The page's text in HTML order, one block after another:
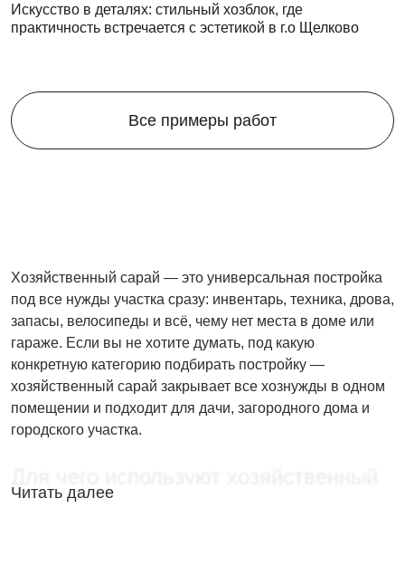
Искусство в деталях: стильный хозблок, где
практичность встречается с эстетикой в г.о Щелково
Все примеры работ
Хозяйственный сарай — это универсальная постройка
под все нужды участка сразу: инвентарь, техника, дрова,
запасы, велосипеды и всё, чему нет места в доме или
гараже. Если вы не хотите думать, под какую
конкретную категорию подбирать постройку —
хозяйственный сарай закрывает все хознужды в одном
помещении и подходит для дачи, загородного дома и
городского участка.
сарай
Читать далее